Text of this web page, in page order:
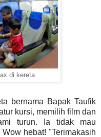
di kereta
bernama Bapak Taufik
kursi, memilih film dan
turun. Ia tidak mau
hebat! "Terimakasih